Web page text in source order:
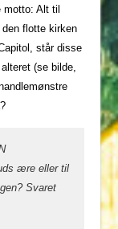
motto: Alt til
flotte kirken
står disse
(se bilde,
ære eller til
Svaret